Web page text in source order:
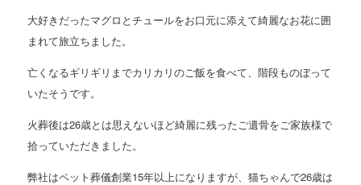
大好きだったマグロとチュールをお口元に添えて綺麗なお花に囲
まれて旅立ちました。
亡くなるギリギリまでカリカリのご飯を食べて、階段ものぼって
いたそうです。
火葬後は26歳とは思えないほど綺麗に残ったご遺骨をご家族様で
拾っていただきました。
弊社はペット葬儀創業15年以上になりますが、猫ちゃんで26歳は